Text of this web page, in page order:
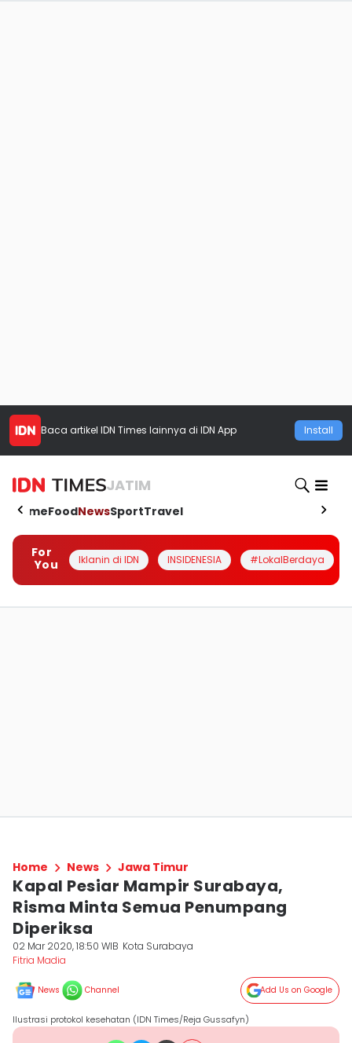
Baca artikel IDN Times lainnya di IDN App Install
JATIM
HomeFoodNewsSportTravel
For
You
Iklanin di IDN INSIDENESIA #LokalBerdaya
Home News Jawa Timur
Kapal Pesiar Mampir Surabaya,
Risma Minta Semua Penumpang
Diperiksa
02 Mar 2020, 18:50 WIB Kota Surabaya
Fitria Madia
News Channel Add Us on Google
Ilustrasi protokol kesehatan (IDN Times/Reja Gussafyn)